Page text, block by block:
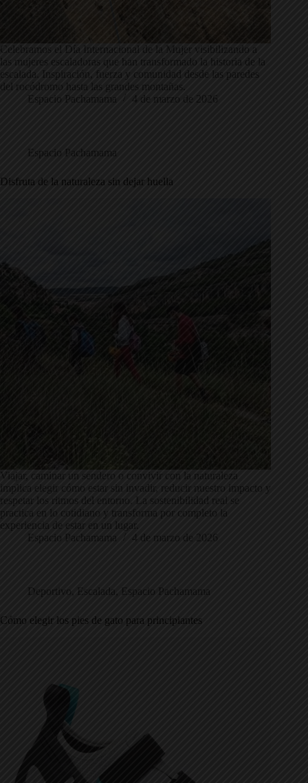
Celebramos el Día Internacional de la Mujer visibilizando a
las mujeres escaladoras que han transformado la historia de la
escalada. Inspiración, fuerza y comunidad desde las paredes
del rocódromo hasta las grandes montañas.
Espacio Pachamama
4 de marzo de 2026
Espacio Pachamama
Disfruta de la naturaleza sin dejar huella
Viajar, caminar un sendero o convivir con la naturaleza
implica elegir cómo estar sin invadir, reducir nuestro impacto y
respetar los ritmos del entorno. La sostenibilidad real se
practica en lo cotidiano y transforma por completo la
experiencia de estar en un lugar.
Espacio Pachamama
4 de marzo de 2026
Deportivo , Escalada Espacio Pachamama
Cómo elegir los pies de gato para principiantes